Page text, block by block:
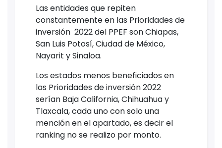
Las entidades que repiten
constantemente en las Prioridades de
inversión 2022 del PPEF son Chiapas,
San Luis Potosí, Ciudad de México,
Nayarit y Sinaloa.
Los estados menos beneficiados en
las Prioridades de inversión 2022
serían Baja California, Chihuahua y
Tlaxcala, cada uno con solo una
mención en el apartado, es decir el
ranking no se realizo por monto.